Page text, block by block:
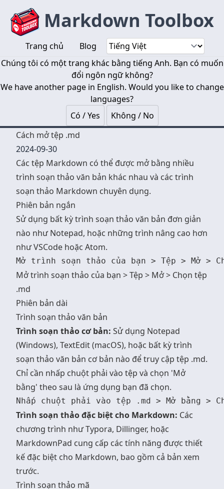
Markdown Toolbox
Trang chủ
Blog
Chúng tôi có một trang khác bằng tiếng Anh. Bạn có muốn
đổi ngôn ngữ không?
We have another page in English. Would you like to change
languages?
Có / Yes
Không / No
Cách mở tệp .md
2024-09-30
Các tệp Markdown có thể được mở bằng nhiều
trình soạn thảo văn bản khác nhau và các trình
soạn thảo Markdown chuyên dụng.
Phiên bản ngắn
Sử dụng bất kỳ trình soạn thảo văn bản đơn giản
nào như Notepad, hoặc những trình nâng cao hơn
như VSCode hoặc Atom.
Mở trình soạn thảo của bạn > Tệp > Mở > Chọn tệp
.md
Phiên bản dài
Trình soạn thảo văn bản
Trình soạn thảo cơ bản: Sử dụng Notepad
(Windows), TextEdit (macOS), hoặc bất kỳ trình
soạn thảo văn bản cơ bản nào để truy cập tệp .md.
Chỉ cần nhấp chuột phải vào tệp và chọn 'Mở
bằng' theo sau là ứng dụng bạn đã chọn.
Trình soạn thảo đặc biệt cho Markdown: Các
chương trình như Typora, Dillinger, hoặc
MarkdownPad cung cấp các tính năng được thiết
kế đặc biệt cho Markdown, bao gồm cả bản xem
trước.
Trình soạn thảo mã